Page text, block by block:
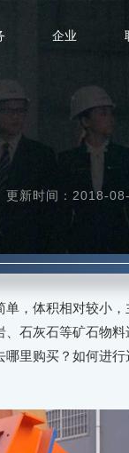
企业
更新时间：2018-
，体积相对较小，
石灰石等矿石物料
里购买？如何进